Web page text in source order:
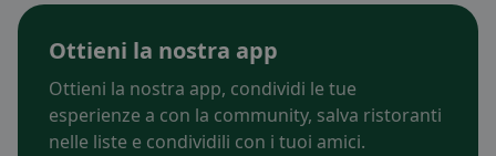
Ottieni la nostra app
Ottieni la nostra app, condividi le tue
esperienze a con la community, salva ristoranti
nelle liste e condividili con i tuoi amici.